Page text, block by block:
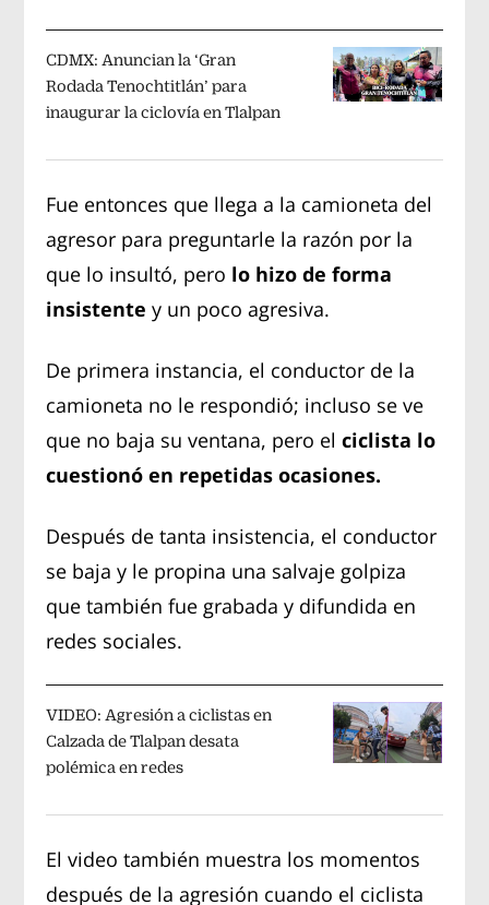
CDMX: Anuncian la ‘Gran
Rodada Tenochtitlán’ para
inaugurar la ciclovía en Tlalpan
Fue entonces que llega a la camioneta del
agresor para preguntarle la razón por la
que lo insultó, pero lo hizo de forma
insistente y un poco agresiva.
De primera instancia, el conductor de la
camioneta no le respondió; incluso se ve
que no baja su ventana, pero elciclista lo
cuestionó en repetidas ocasiones.
Después de tanta insistencia, el conductor
se baja y le propina una salvaje golpiza
que también fue grabada y difundida en
redes sociales.
VIDEO: Agresión a ciclistas en
Calzada de Tlalpan desata
polémica en redes
El video también muestra los momentos
después de la agresión cuando el ciclista